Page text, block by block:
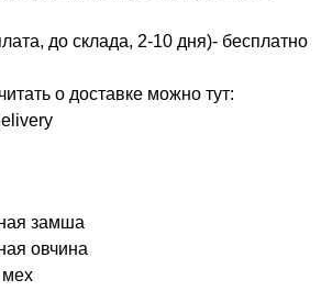
до склада, 2-10 дня)- бесплатно
о доставке можно тут:
замша
овчина